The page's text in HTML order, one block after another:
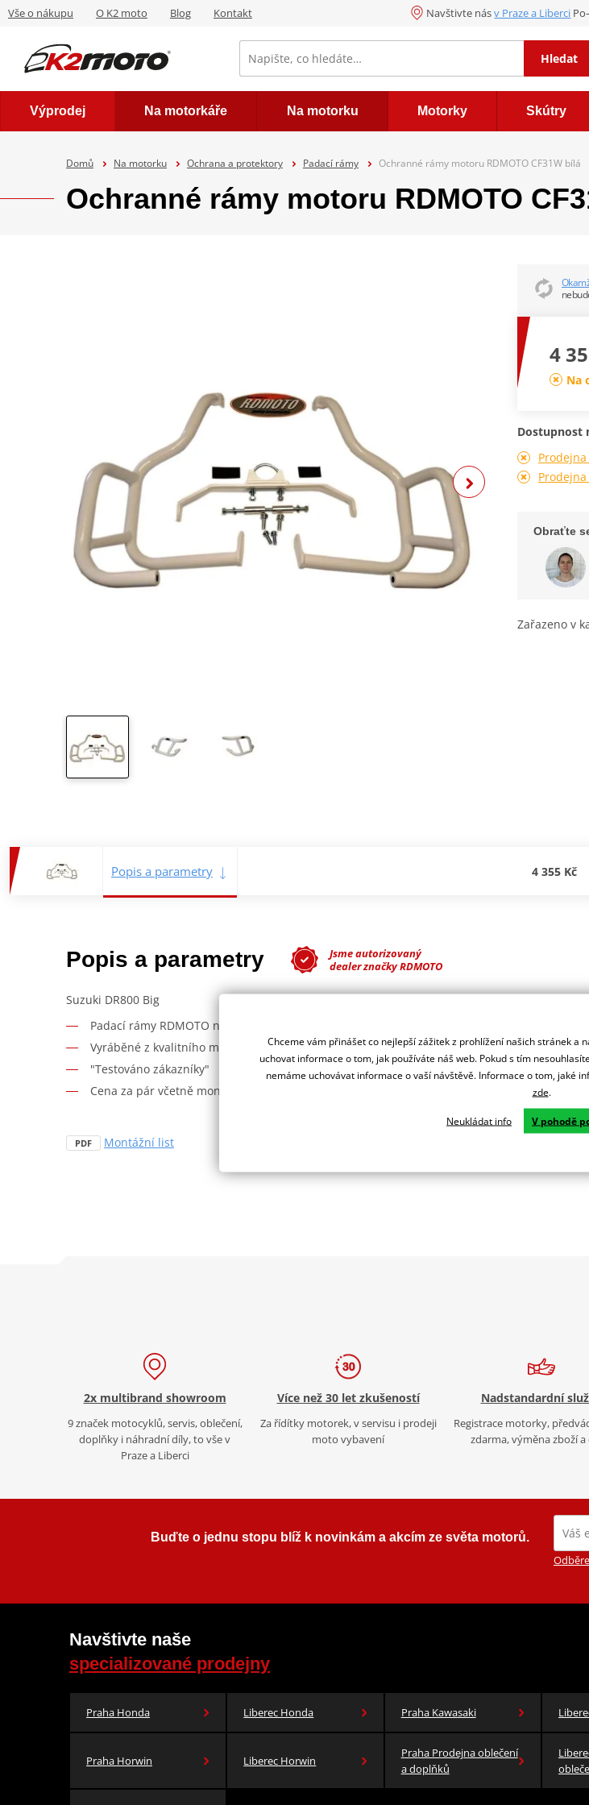
Vše o nákupu O K2 moto Blog Kontakt Navštivte násv Praze a Liberci
Hledat
Výprodej Na motorkáře Na motorku Motorky Skútry
Domů Na motorku Ochrana a protektory Padací rámy Ochranné rámy motoru RDMOTO CF31W bílá
Ochranné rámy motoru RDMOTO
4
Na
Dostupnost
Obraťte
Zařazeno v
Popis a parametry 4 355 Kč
Popis a parametry
Jsme autorizovaný
dealer značky RDMOTO
Suzuki DR800 Big
Padací rámy RDMOTO nabízí maximální ochranu Vašeho motocyklu.
Vyráběné z kvalitního materiálu.
"Testováno zákazníky"
Cena za pár včetně montážní sady.
PDF Montážní list
2x multibrand showroom
9 značek motocyklů, servis, oblečení,
doplňky i náhradní díly, to vše v
Praze a Liberci
Více než 30 let zkušeností
Za řídítky motorek, v servisu i prodeji
moto vybavení
Nadstandardní
Registrace motorky,
zdarma, výměna zboží a
Buďte o jednu stopu blíž k novinkám a akcím ze světa motorů.
Navštivte naše
specializované prodejny
Praha Honda Liberec Honda Praha Kawasaki
Praha Horwin Liberec Horwin
Praha Prodejna oblečení
a doplňků
Chceme vám přinášet co nejlepší zážitek z prohlížení našich stránek a
uchovat informace o tom, jak používáte náš web. Pokud s tím
nemáme uchovávat informace o vaší návštěvě. Informace o tom, jaké
zde.
Neukládat info V pohodě